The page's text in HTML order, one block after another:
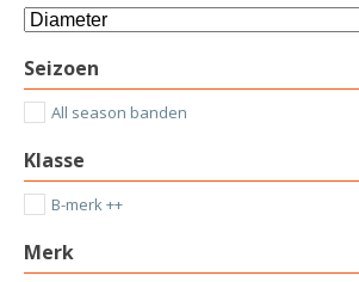
Seizoen
All season banden
Klasse
B-merk ++
Merk